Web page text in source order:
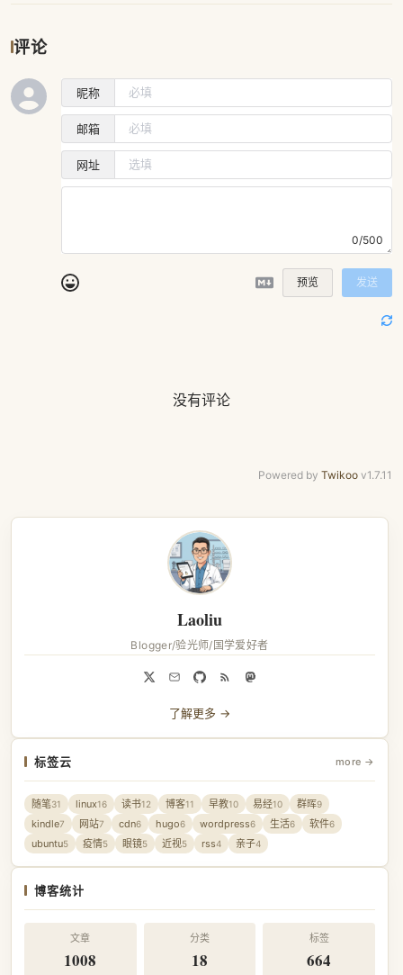
评论
昵称
邮箱
网址
0/500
预览 发送
没有评论
Powered by Twikoo v1.7.11
Laoliu
Blogger/验光师/国学爱好者
了解更多 →
标签云 more →
随笔31 linux16 读书12 博客11 早教10 易经10 群晖9
kindle7 网站7 cdn6 hugo6 wordpress6 生活6 软件6
ubuntu5 疫情5 眼镜5 近视5 rss4 亲子4
博客统计
文章
1008
分类
18
标签
664